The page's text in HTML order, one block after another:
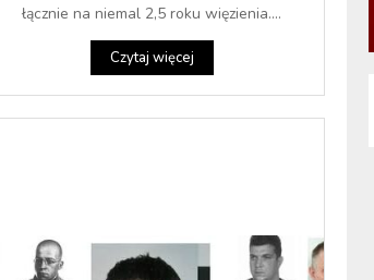
łącznie na niemal 2,5 roku więzienia....
Czytaj więcej